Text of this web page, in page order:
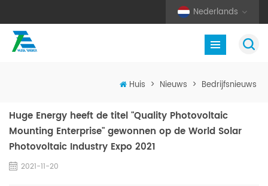
Nederlands
Huis > Nieuws > Bedrijfsnieuws
Huge Energy heeft de titel "Quality Photovoltaic
Mounting Enterprise" gewonnen op de World Solar
Photovoltaic Industry Expo 2021
2021-11-20